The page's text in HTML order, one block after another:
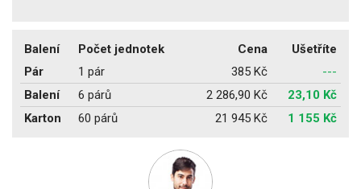
Balení Počet jednotek Cena
Ušetříte
Pár
1 pár 385 Kč
---
Balení
6 párů 2 286,90 Kč
23,10 Kč
Karton
60 párů 21 945 Kč 1 155 Kč